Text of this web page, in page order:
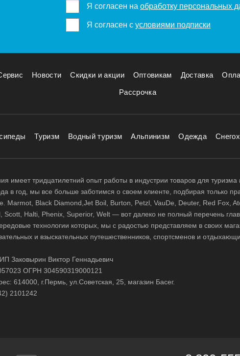
Я согласен на обработку персональных
Я согласен с условиями подписки
Новости Скидки и акции Оптовикам Доставка
Рассрочка
Туризм Водный туризм Альпинизм Одежда
имеет тридцатилетний опыт работы в индустрии товаров для туризма
в год, мы все больше заботимся о своем клиенте, подбирая только
Marmot, Black Diamond,Jet Boil, Burton, Petzl, VauDe, Deuter, Red Fox,
Scott, Halti, Phenix, Superior, Welt — вот далеко не полный перечень
технологии которых, мы с радостью представляем в своих
и взыскательных путешественников, спортсменов и
ИП Заковырин Виктор Геннадьевич
ОГРН 304590319000121
614000, г.Пермь, ул.Советская, 25, магазин Басег.
2101242